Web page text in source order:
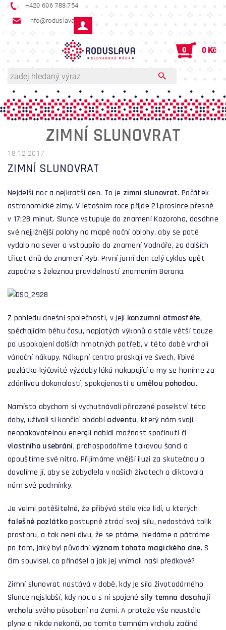
+420 606 788 754
info@roduslava.cz
0 0 Kč
ZIMNÍ SLUNOVRAT
18.12.2017
ZIMNÍ SLUNOVRAT
Nejdelší noc a nejkratší den. To je zimní slunovrat. Počátek
astronomické zimy. V letošním roce přijde 21.prosince přesně
v 17:28 minut. Slunce vstupuje do znamení Kozoroha, dosáhne
své nejjižnější polohy na mapě noční oblohy, aby se poté
vydalo na sever a vstoupilo do znamení Vodnáře, za dalších
třicet dnů do znamení Ryb. První jarní den celý cyklus opět
započne s železnou pravidelností znamením Berana.
Z pohledu dnešní společnosti, v její konzumní atmosféře,
spěchajícím běhu času, napjatých výkonů a stále větší touze
po uspokojení dalších hmotných potřeb, v této době vrcholí
vánoční nákupy. Nákupní centra praskají ve švech, líbivé
pozlátko kýčovité výzdoby láká nakupující a my se honíme za
zdánlivou dokonalostí, spokojeností a umělou pohodou.
Namísto abychom si vychutnávali přirozené poselství této
doby, užívali si končící obdobíadventu, který nám svojí
neopakovatelnou energií nabídl možnost spočinutí či
vlastního usebrání, prohospodaříme takovou šanci a
opouštíme své nitro. Přijímáme vnější iluzi za skutečnou a
dovolíme jí, aby se zabydlela v našich životech a diktovala
nám své podmínky.
Je velmi potěšitelné, že přibývá stále více lidí, u kterých
falešné pozlátkopostupně ztrácí svoji sílu, nedostává tolik
prostoru, a tak není divu, že se ptáme, hledáme a pátráme
po tom, jaký byl původnívýznam tohoto magického dne. S
čím souvisel, co přinášel a jak jej vnímali naši předkové?
Zimní slunovrat nastává v době, kdy je síla životodárného
Slunce nejslabší, kdy noc a s ní spojené síly temna dosahují
vrcholu svého působení na Zemi. A protože vše neustále
plyne a nikde nekončí, po tomto temném vrcholu začíná